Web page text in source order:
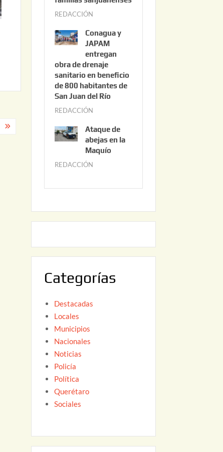
3
0
2
6
REDACCIÓN
n
i
o
3
0
0
2
6
Conagua y
JAPAM
entregan
obra de drenaje
sanitario en beneficio
de 800 habitantes de
San Juan del Río
REDACCIÓN
n
i
0
2
Ataque de
abejas en la
Maquío
REDACCIÓN
y
2
Categorías
Destacadas
Locales
Municipios
Nacionales
Noticias
Policía
Política
Querétaro
Sociales